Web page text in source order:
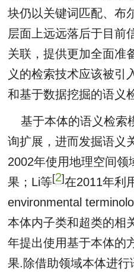
块仍以关键词匹配、布
层面上远远落后于目前
关联，提供更加全面准
义的检索技术应该被引
和基于数据挖掘的语义
基于本体的语义检索
询扩展，进而发掘语义
2002年使用地理空间
果；Li等[2]在2011年利
environmental
本体内子类和超类的相
年提出使用基于本体的
果.除借助领域本体进